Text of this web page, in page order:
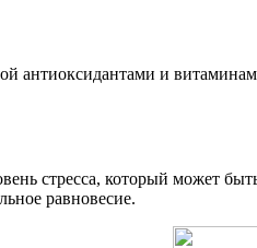
антиоксидантами и
стресса, который может
равновесие.